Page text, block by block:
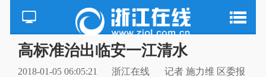
高标准治出临安一江清水
2018-01-05 06:05:21 浙江在线
记者 施力维 区委报